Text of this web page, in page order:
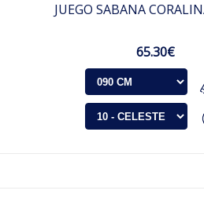
JUEGO SABANA
65.30€